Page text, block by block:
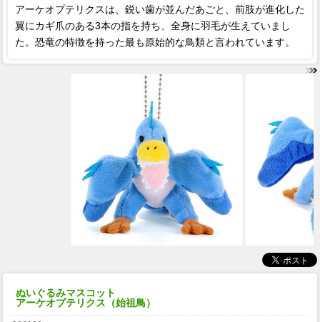
アーケオプテリクスは、鋭い歯が並んだあごと、前肢が進化した
翼にカギ爪のある3本の指を持ち、全身に羽毛が生えていまし
た。恐竜の特徴を持った最も原始的な鳥類と言われています。
ぬいぐるみマスコット
アーケオプテリクス（始祖鳥）